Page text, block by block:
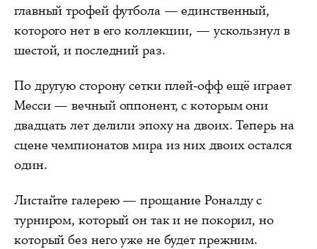
главный трофей футбола — единственный,
которого нет в его коллекции, — ускользнул в
шестой, и последний раз.
По другую сторону сетки плей-офф ещё играет
Месси — вечный оппонент, с которым они
двадцать лет делили эпоху на двоих. Теперь на
сцене чемпионатов мира из них двоих остался
один.
Листайте галерею — прощание Роналду с
турниром, который он так и не покорил, но
который без него уже не будет прежним.